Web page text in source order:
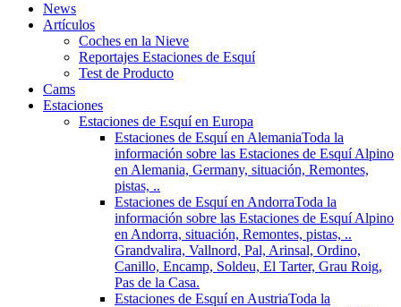
News
Artículos
Coches en la Nieve
Reportajes Estaciones de Esquí
Test de Producto
Cams
Estaciones
Estaciones de Esquí en Europa
Estaciones de Esquí en AlemaniaToda la
información sobre las Estaciones de Esquí Alpino
en Alemania, Germany, situación, Remontes,
pistas, ..
Estaciones de Esquí en AndorraToda la
información sobre las Estaciones de Esquí Alpino
en Andorra, situación, Remontes, pistas, ..
Grandvalira, Vallnord, Pal, Arinsal, Ordino,
Canillo, Encamp, Soldeu, El Tarter, Grau Roig,
Pas de la Casa.
Estaciones de Esquí en AustriaToda la